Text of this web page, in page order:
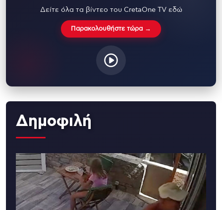
Δείτε όλα τα βίντεο του CretaOne TV εδώ
Παρακολουθήστε τώρα →
Δημοφιλή